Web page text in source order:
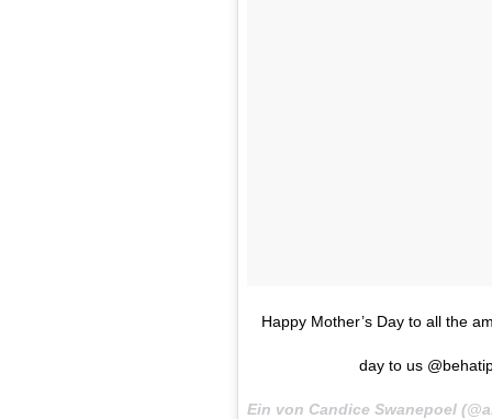
Happy Mother’s Day to all the
day to us
Ein von Candice Swanepoel